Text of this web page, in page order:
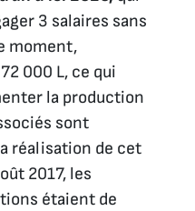
3 salaires sans
moment,
000 L, ce qui
la production
sont
réalisation de cet
2017, les
étaient de